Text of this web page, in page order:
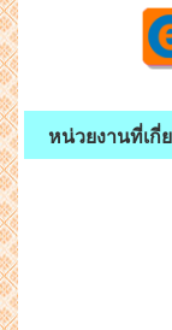
หน่วยงานที่เกี่